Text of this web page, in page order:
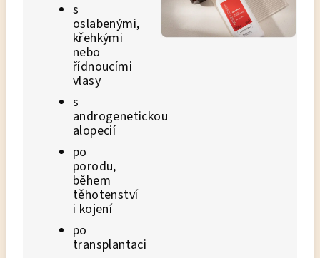
s
oslabenými,
křehkými
nebo
řídnoucími
vlasy
s
androgenetickou
alopecií
po
porodu,
během
těhotenství
i kojení
po
transplantaci